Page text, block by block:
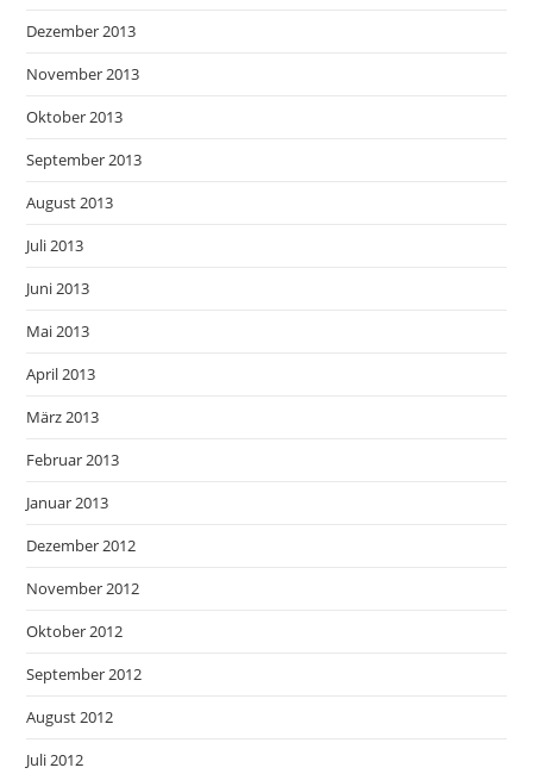
Dezember 2013
November 2013
Oktober 2013
September 2013
August 2013
Juli 2013
Juni 2013
Mai 2013
April 2013
März 2013
Februar 2013
Januar 2013
Dezember 2012
November 2012
Oktober 2012
September 2012
August 2012
Juli 2012